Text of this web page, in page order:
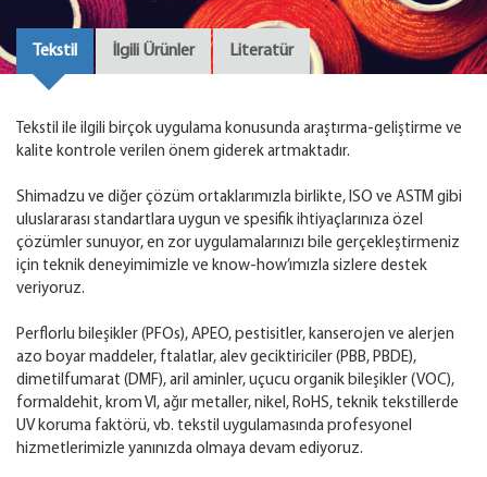
Tekstil İlgili Ürünler Literatür
Tekstil ile ilgili birçok uygulama konusunda araştırma-geliştirme ve
kalite kontrole verilen önem giderek artmaktadır.
Shimadzu ve diğer çözüm ortaklarımızla birlikte, ISO ve ASTM gibi
uluslararası standartlara uygun ve spesifik ihtiyaçlarınıza özel
çözümler sunuyor, en zor uygulamalarınızı bile gerçekleştirmeniz
için teknik deneyimimizle ve know-how’ımızla sizlere destek
veriyoruz.
Perflorlu bileşikler (PFOs), APEO, pestisitler, kanserojen ve alerjen
azo boyar maddeler, ftalatlar, alev geciktiriciler (PBB, PBDE),
dimetilfumarat (DMF), aril aminler, uçucu organik bileşikler (VOC),
formaldehit, krom VI, ağır metaller, nikel, RoHS, teknik tekstillerde
UV koruma faktörü, vb. tekstil uygulamasında profesyonel
hizmetlerimizle yanınızda olmaya devam ediyoruz.